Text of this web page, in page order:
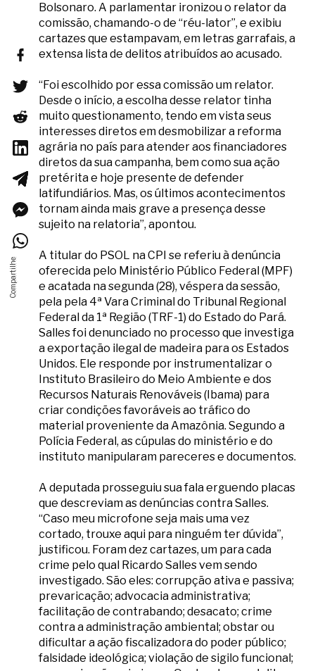
Bolsonaro. A parlamentar ironizou o relator da
comissão, chamando-o de “réu-lator”, e exibiu
cartazes que estampavam, em letras garrafais, a
extensa lista de delitos atribuídos ao acusado.
“Foi escolhido por essa comissão um relator.
Desde o início, a escolha desse relator tinha
muito questionamento, tendo em vista seus
interesses diretos em desmobilizar a reforma
agrária no país para atender aos financiadores
diretos da sua campanha, bem como sua ação
pretérita e hoje presente de defender
latifundiários. Mas, os últimos acontecimentos
tornam ainda mais grave a presença desse
sujeito na relatoria”, apontou.
A titular do PSOL na CPI se referiu à denúncia
oferecida pelo Ministério Público Federal (MPF)
e acatada na segunda (28), véspera da sessão,
pela pela 4ª Vara Criminal do Tribunal Regional
Federal da 1ª Região (TRF-1) do Estado do Pará.
Salles foi denunciado no processo que investiga
a exportação ilegal de madeira para os Estados
Unidos. Ele responde por instrumentalizar o
Instituto Brasileiro do Meio Ambiente e dos
Recursos Naturais Renováveis (Ibama) para
criar condições favoráveis ao tráfico do
material proveniente da Amazônia. Segundo a
Polícia Federal, as cúpulas do ministério e do
instituto manipularam pareceres e documentos.
A deputada prosseguiu sua fala erguendo placas
que descreviam as denúncias contra Salles.
“Caso meu microfone seja mais uma vez
cortado, trouxe aqui para ninguém ter dúvida”,
justificou. Foram dez cartazes, um para cada
crime pelo qual Ricardo Salles vem sendo
investigado. São eles: corrupção ativa e passiva;
prevaricação; advocacia administrativa;
facilitação de contrabando; desacato; crime
contra a administração ambiental; obstar ou
dificultar a ação fiscalizadora do poder público;
falsidade ideológica; violação de sigilo funcional;